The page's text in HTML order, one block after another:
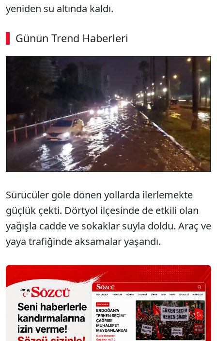
yeniden su altında kaldı.
Günün Trend Haberleri
00:02 / 08:06
Sürücüler göle dönen yollarda ilerlemekte
güçlük çekti. Dörtyol ilçesinde de etkili olan
yağışla cadde ve sokaklar suyla doldu. Araç ve
yaya trafiğinde aksamalar yaşandı.